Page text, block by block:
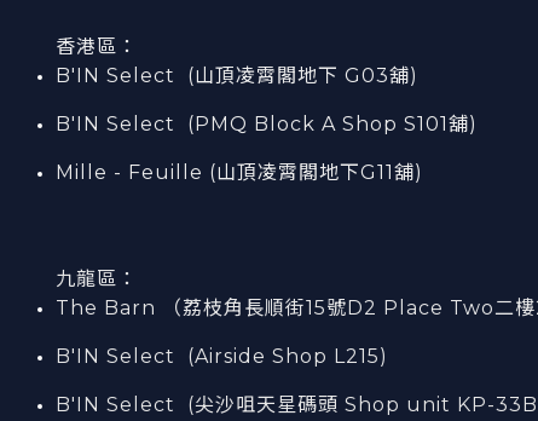
香港區：
B'IN Select (山頂凌霄閣地下 G03舖)
B'IN Select (PMQ Block A Shop S101 舖)
Mille - Feuille (山頂凌霄閣地下G11舖)
九龍區：
The Barn （荔枝角長順街15號D2 Place Two二
B'IN Select (Airside Shop L215)
B'IN Select (尖沙咀天星碼頭 Shop unit KP-